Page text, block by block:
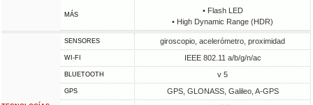
MÁS
• Flash LED
• High Dynamic Range (HDR)
SENSORES giroscopio, acelerómetro, proximidad
WI-FI IEEE 802.11 a/b/g/n/ac
BLUETOOTH v 5
GPS GPS, GLONASS, Galileo, A-GPS